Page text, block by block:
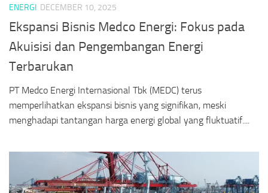
ENERGI DECEMBER 10, 2025
Ekspansi Bisnis Medco Energi: Fokus pada
Akuisisi dan Pengembangan Energi
Terbarukan
PT Medco Energi Internasional Tbk (MEDC) terus
memperlihatkan ekspansi bisnis yang signifikan, meski
menghadapi tantangan harga energi global yang fluktuatif....